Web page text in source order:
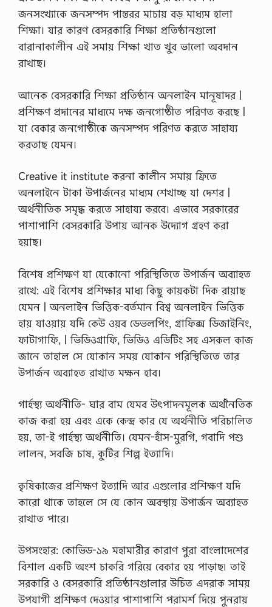
জনসংখ্যাকে জনসম্পদ পান্তরর মাচায় বড় মাধ্যম হালা
শিক্ষা। যার কারণ বেসরকারি শিক্ষা প্রতিষ্ঠানগুলাে
বারানাকালীন এই সমায় শিক্ষা খাত খুব ভালাে অবদান
রাখাছ।
আনেক বেসরকারি শিক্ষা প্রতিষ্ঠান অনলাইন মানূষাদর |
প্রশিক্ষণ প্রদানের মাধ্যমে দক্ষ জনগােষ্ঠীত পরিণত করছে |
যা বেকার জনগােষ্ঠীকে জনসম্পদ পরিণত করতে সাহায্য
করতাছ যেমন।
Creative it institute করনা কালীন সমায় ফ্রিতে
অনলাইনে টাকা উপার্জনের মাধ্যম শেখাচ্ছ যা দেশর |
অর্থনীতিক সমৃদ্ধ করতে সাহায্য করবে। এভাবে সরকারের
পাশাপাশি বেসরকারি উপায় আনক উদ্যোগ গ্রহণ করা
হয়াছ।
বিশেষ প্রশিক্ষণ যা যেকোনাে পরিস্থিতিতে উপার্জন অব্যাহত
রাখে: এই বিশেষ প্রশিক্ষার মাধ্য কিছু কায়কটা দিক রায়াছ
যেমন | অনলাইন ভিত্তিক-বর্তমান বিশ্ব অনলাইন ভিত্তিক
হায় যাওয়ায় যদি কেউ ওয়ব ডেভলপিং, গ্রাফিক্স ডিজাইনিং,
ফাটাগাফি, | ভিডিওগ্রাফি, ভিডিও এডিটিং সহ এসকল কাজ
জানে তাহাল সে যােকান সময় যােকান পরিস্থিতিতে তার
উপার্জন অব্যাহত রাখাত মক্ষন হাব।
গার্হস্থ্য অর্থনীতি- ঘার বাম যেমব উৎপাদনমূলক অর্থনৈতিক
কাজ করা হয় এবং একে কেন্দ্র কার যে অর্থনীতি পরিচালিত
হয়, তা-ই গার্হস্থ্য অর্থনীতি। যেমন-হাঁস-মুরগি, গবাদি পশু
লালন, সবজি চাষ, কুটির শিল্প ইত্যাদি।
কৃষিকাজের প্রশিক্ষণ ইত্যাদি আর এগুলাের প্রশিক্ষণ যদি
কারাে থাকে তাহলে সে যে কোন অবস্থায় উপার্জন অব্যাহত
রাখাত পারে।
উপসংহার: কোভিড-১৯ মহামারীর কারাণ পুরা বাংলাদেশের
বিশাল একটি অংশ চাকরি গরিয়ে বেকার হয় পাড়াছ৷ তাই
সরকারি ও বেসরকারি প্রতিষ্ঠানগুালার উচিত এদরাক সাময়
উপযাগী প্রশিক্ষণ দেওয়ার পাশাপাশি পরামর্শ দিয়ে পুনরায়